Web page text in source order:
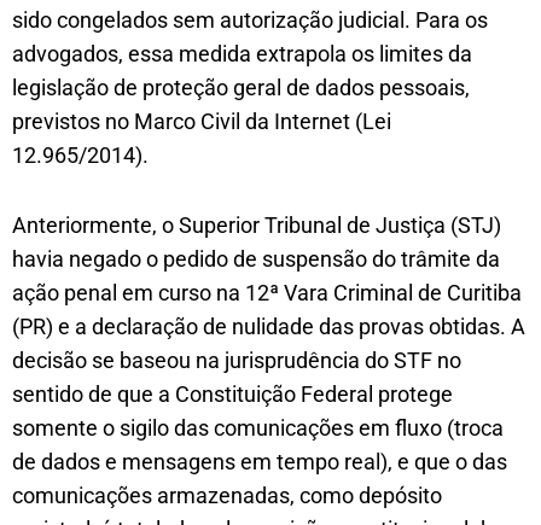
sido congelados sem autorização judicial. Para os
advogados, essa medida extrapola os limites da
legislação de proteção geral de dados pessoais,
previstos no Marco Civil da Internet (Lei
12.965/2014).
Anteriormente, o Superior Tribunal de Justiça (STJ)
havia negado o pedido de suspensão do trâmite da
ação penal em curso na 12ª Vara Criminal de Curitiba
(PR) e a declaração de nulidade das provas obtidas. A
decisão se baseou na jurisprudência do STF no
sentido de que a Constituição Federal protege
somente o sigilo das comunicações em fluxo (troca
de dados e mensagens em tempo real), e que o das
comunicações armazenadas, como depósito